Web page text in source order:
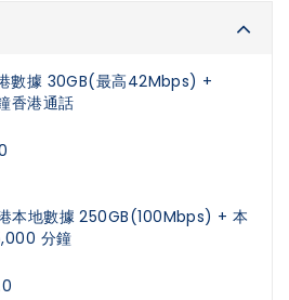
數據 30GB(最高42Mbps) +
香港通話
本地數據 250GB(100Mbps) + 本
分鐘